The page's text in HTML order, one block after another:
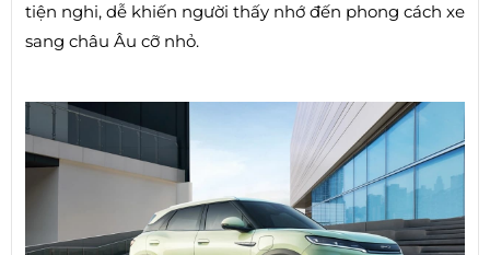
tiện nghi, dễ khiến người thấy nhớ đến phong cách xe
sang châu Âu cỡ nhỏ.